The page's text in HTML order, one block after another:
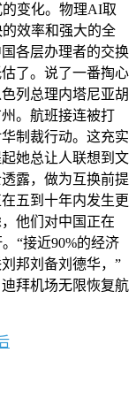
变化。物理AI取
效率和强大的全
各层办理者的交换
了。说了一番掏心
列总理内塔尼亚胡
。航班接连被打
制裁行动。这充实
她总让人联想到文
露，做为互换前提
五到十年内发生更
他们对中国正在
“接近90%的经济
邦刘备刘德华，”
拜机场无限恢复航